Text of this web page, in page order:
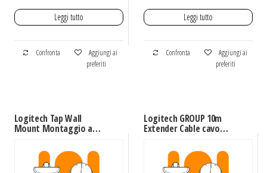
Leggi tutto
Confronta
Aggiungi ai
preferiti
Leggi tutto
Confronta
Aggiungi ai
preferiti
Logitech Tap Wall
Mount Montaggio a
Logitech GROUP 10m
Extender Cable cavo